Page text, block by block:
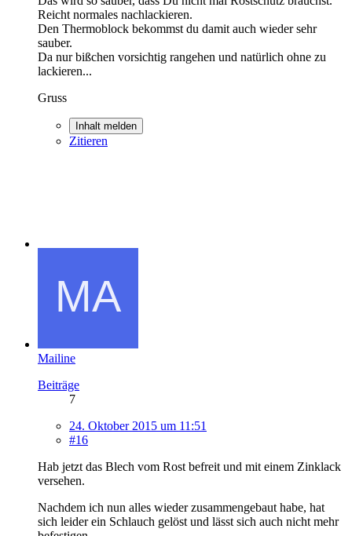
Reicht normales nachlackieren.
Den Thermoblock bekommst du damit auch wieder sehr
sauber.
Da nur bißchen vorsichtig rangehen und natürlich ohne zu
lackieren...
Gruss
Inhalt melden
Zitieren
Mailine
Beiträge
7
24. Oktober 2015 um 11:51
#16
Hab jetzt das Blech vom Rost befreit und mit einem Zinklack
versehen.
Nachdem ich nun alles wieder zusammengebaut habe, hat
sich leider ein Schlauch gelöst und lässt sich auch nicht mehr